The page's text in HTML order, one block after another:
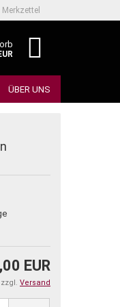
Merkzettel
ÜBER UNS
EUR
Versand